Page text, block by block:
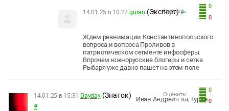
0
0
Оценить:
14.01.25 в 10:27 guran (Эксперт) #
Ждем реанимации Константинопольского
вопроса и вопроса Проливов в
патриотическом сегменте инфосферы.
Впрочем южнорусские блогеры и сетка
Рыбаря уже давно пашет на этом поле
0
0
Оценить:
14.01.25 в 15:31 Dayday (Знаток)
#
Иван Андреич ты, Гуран.